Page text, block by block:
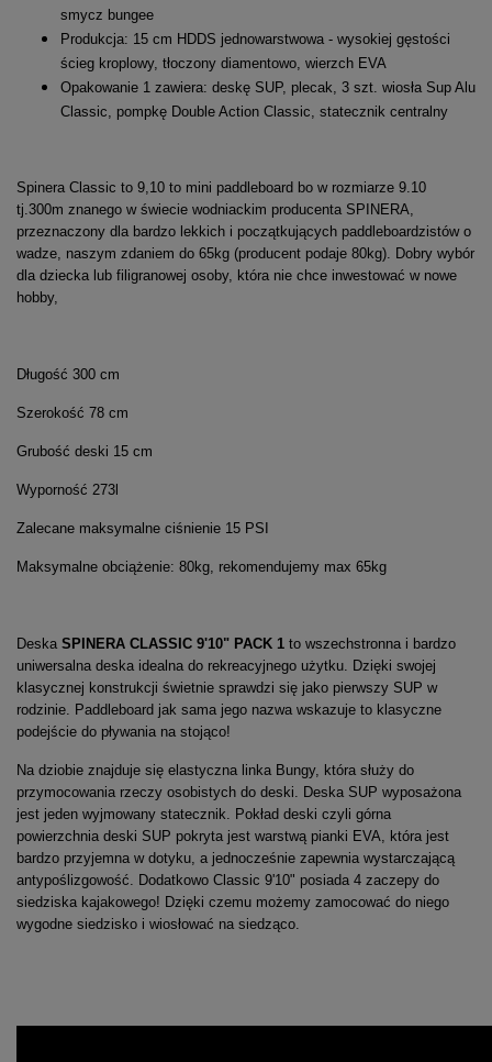
smycz bungee
Produkcja: 15 cm HDDS jednowarstwowa - wysokiej gęstości
ścieg kroplowy, tłoczony diamentowo, wierzch EVA
Opakowanie 1 zawiera: deskę SUP, plecak, 3 szt. wiosła Sup Alu
Classic, pompkę Double Action Classic, statecznik centralny
Spinera Classic to 9,10 to mini paddleboard bo w rozmiarze 9.10
tj.300m znanego w świecie wodniackim producenta SPINERA,
przeznaczony dla bardzo lekkich i początkujących paddleboardzistów o
wadze, naszym zdaniem do 65kg (producent podaje 80kg). Dobry wybór
dla dziecka lub filigranowej osoby, która nie chce inwestować w nowe
hobby,
Długość 300 cm
Szerokość 78 cm
Grubość deski 15 cm
Wyporność 273l
Zalecane maksymalne ciśnienie 15 PSI
Maksymalne obciążenie: 80kg, rekomendujemy max 65kg
Deska SPINERA CLASSIC 9'10" PACK 1 to wszechstronna i bardzo
uniwersalna deska idealna do rekreacyjnego użytku. Dzięki swojej
klasycznej konstrukcji świetnie sprawdzi się jako pierwszy SUP w
rodzinie. Paddleboard jak sama jego nazwa wskazuje to klasyczne
podejście do pływania na stojąco!
Na dziobie znajduje się elastyczna linka Bungy, która służy do
przymocowania rzeczy osobistych do deski. Deska SUP wyposażona
jest jeden wyjmowany statecznik. Pokład deski czyli górna
powierzchnia deski SUP pokryta jest warstwą pianki EVA, która jest
bardzo przyjemna w dotyku, a jednocześnie zapewnia wystarczającą
antypoślizgowość. Dodatkowo Classic 9'10" posiada 4 zaczepy do
siedziska kajakowego! Dzięki czemu możemy zamocować do niego
wygodne siedzisko i wiosłować na siedząco.